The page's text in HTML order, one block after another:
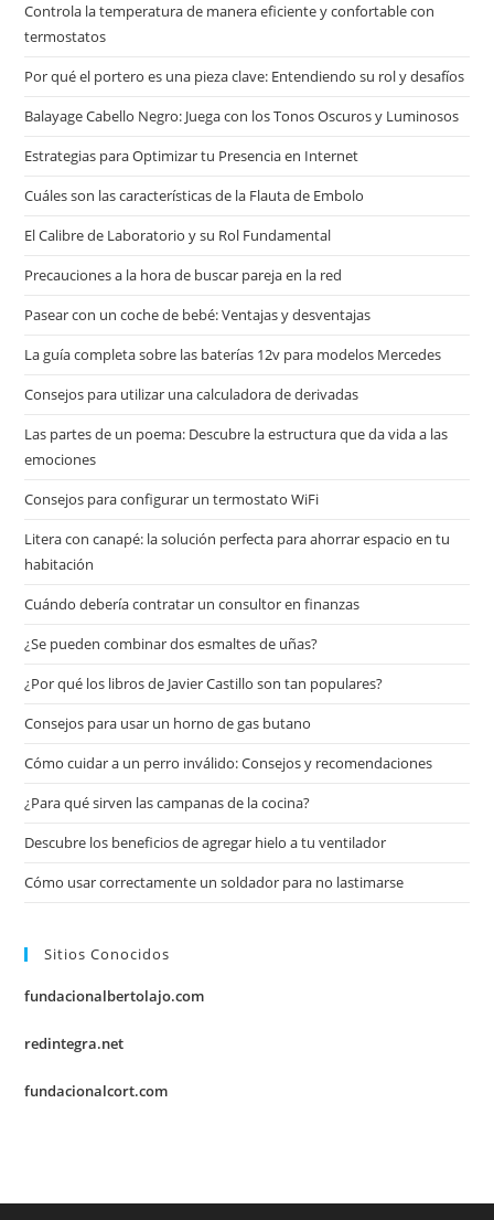
Controla la temperatura de manera eficiente y confortable con
termostatos
Por qué el portero es una pieza clave: Entendiendo su rol y desafíos
Balayage Cabello Negro: Juega con los Tonos Oscuros y Luminosos
Estrategias para Optimizar tu Presencia en Internet
Cuáles son las características de la Flauta de Embolo
El Calibre de Laboratorio y su Rol Fundamental
Precauciones a la hora de buscar pareja en la red
Pasear con un coche de bebé: Ventajas y desventajas
La guía completa sobre las baterías 12v para modelos Mercedes
Consejos para utilizar una calculadora de derivadas
Las partes de un poema: Descubre la estructura que da vida a las
emociones
Consejos para configurar un termostato WiFi
Litera con canapé: la solución perfecta para ahorrar espacio en tu
habitación
Cuándo debería contratar un consultor en finanzas
¿Se pueden combinar dos esmaltes de uñas?
¿Por qué los libros de Javier Castillo son tan populares?
Consejos para usar un horno de gas butano
Cómo cuidar a un perro inválido: Consejos y recomendaciones
¿Para qué sirven las campanas de la cocina?
Descubre los beneficios de agregar hielo a tu ventilador
Cómo usar correctamente un soldador para no lastimarse
Sitios Conocidos
fundacionalbertolajo.com
redintegra.net
fundacionalcort.com